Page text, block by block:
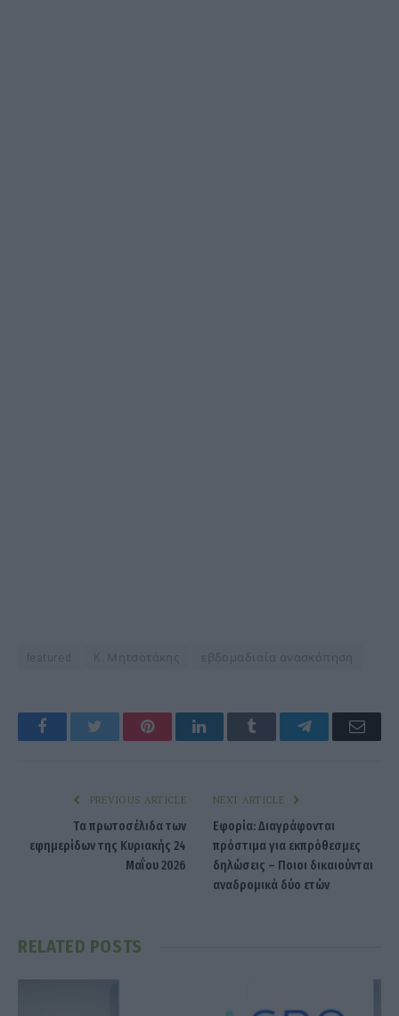
K. Μητσοτάκης εβδομαδιαία ανασκόπηση
Facebook Twitter PinterestLinkedIn Tumblr Telegram
PREVIOUS ARTICLE
Tα πρωτοσέλιδα των
εφημερίδων της Κυριακής 24
Μαΐου 2026
NEXT ARTICLE
Εφορία: Διαγράφονται
πρόστιμα για εκπρόθεσμες
δηλώσεις – Ποιοι δικαιούνται
αναδρομικά δύο ετών
RELATED POSTS